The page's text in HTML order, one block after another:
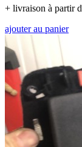
+ livraison à partir
ajouter au panier